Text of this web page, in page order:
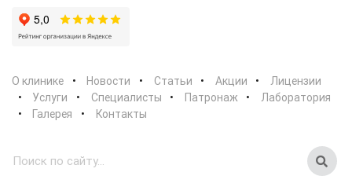
О клинике Новости Статьи Акции
Лицензии
Услуги
Специалисты Патронаж
Лаборатория
Галерея
Контакты